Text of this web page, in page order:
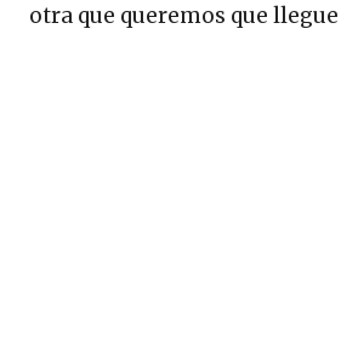
otra que queremos que